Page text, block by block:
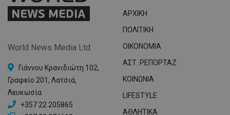
World News Media Ltd
Γιάννου Κρανιδιώτη 102,
Γραφείο 201, Λατσιά,
Λευκωσία
+357 22 205865
ΑΡΧΙΚΗ
ΠΟΛΙΤΙΚΗ
OIKONOMIA
ΑΣΤ. ΡΕΠΟΡΤΑΖ
ΚΟΙΝΩΝΙΑ
LIFESTYLE
ΑΘΛΗΤΙΚΑ